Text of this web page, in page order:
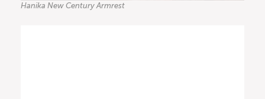
Hanika New Century Armrest